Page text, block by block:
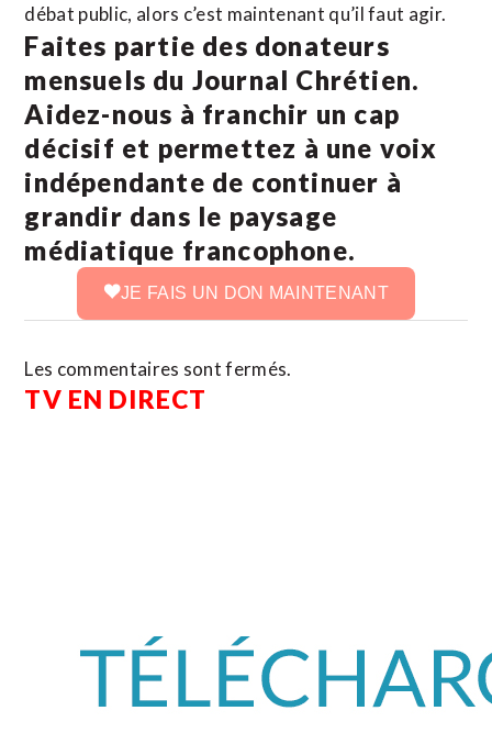
débat public, alors c’est maintenant qu’il faut agir.
Faites partie des donateurs
mensuels du Journal Chrétien.
Aidez-nous à franchir un cap
décisif et permettez à une voix
indépendante de continuer à
grandir dans le paysage
médiatique francophone.
JE FAIS UN DON MAINTENANT
Les commentaires sont fermés.
TV EN DIRECT